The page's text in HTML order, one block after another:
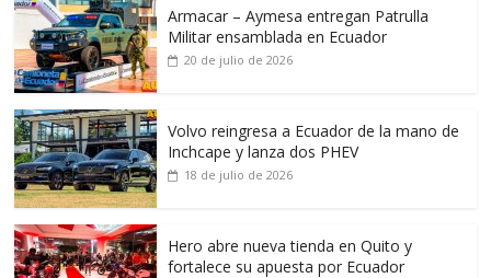
Armacar – Aymesa entregan Patrulla
Militar ensamblada en Ecuador
20 de julio de 2026
Volvo reingresa a Ecuador de la mano de
Inchcape y lanza dos PHEV
18 de julio de 2026
Hero abre nueva tienda en Quito y
fortalece su apuesta por Ecuador